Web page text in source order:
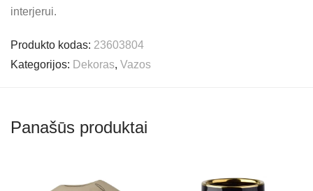
interjerui.
Produkto kodas: 23603804
Kategorijos: Dekoras, Vazos
Panašūs produktai